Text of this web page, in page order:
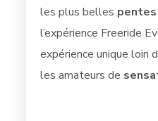
les plus belles pentes
l’expérience Freeride
expérience unique loin
les amateurs de